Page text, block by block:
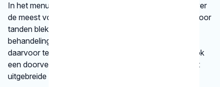
In het menu onder
vindt u informatie over
de meest voorkomende behandelingen, bijvoorbeeld voor
tanden bleken. We vertellen kort en krachtig wat een
behandeling inhoudt en bij welke gebitsspecialist u
daarvoor terecht kunt. Per type behandeling vindt u ook
een doorverwijzing naar een betrouwbare website met
uitgebreide informatie.